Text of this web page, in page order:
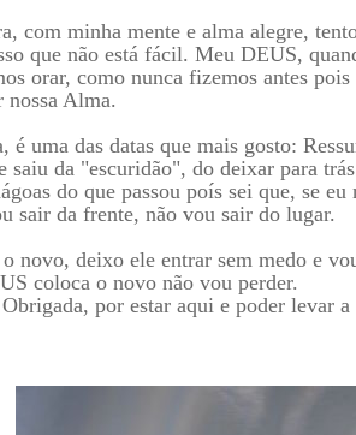
com minha mente e alma alegre,
que não está fácil. Meu DEUS,
orar, como nunca fizemos antes
nossa Alma.
é uma das datas que mais gosto:
saiu da "escuridão", do deixar para
do que passou poís sei que, se
sair da frente, não vou sair do lugar.
novo, deixo ele entrar sem medo e
coloca o novo não vou perder.
por estar aqui e poder levar